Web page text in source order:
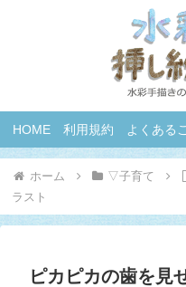
HOME 利用規約 よくある
ホーム ▽子育て
ラスト
ピカピカの歯を見